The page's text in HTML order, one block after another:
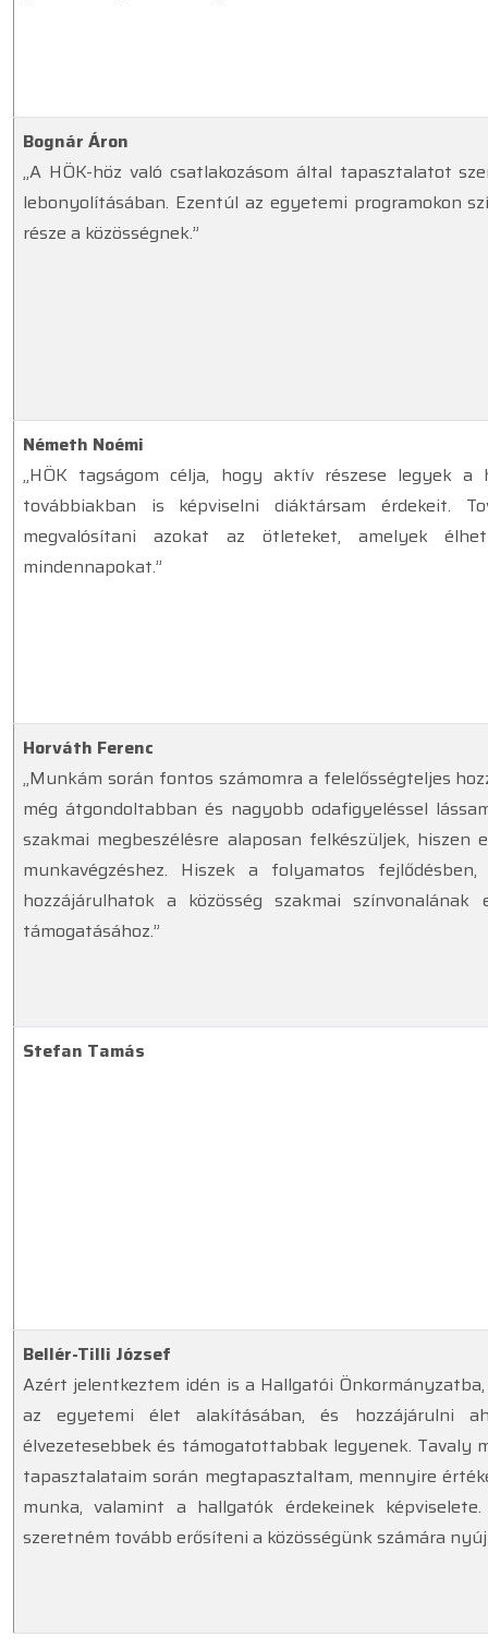
Bognár Áron
„A HÖK-höz való csatlakozásom által tapasztalatot
lebonyolításában. Ezentúl az egyetemi programokon
része a közösségnek.”
Németh Noémi
„HÖK tagságom célja, hogy aktív részese legyek a
továbbiakban is képviselni diáktársam érdekeit.
megvalósítani azokat az ötleteket, amelyek
mindennapokat.”
Horváth Ferenc
„Munkám során fontos számomra a felelősségteljes
még átgondoltabban és nagyobb odafigyeléssel
szakmai megbeszélésre alaposan felkészüljek,
munkavégzéshez. Hiszek a folyamatos
hozzájárulhatok a közösség szakmai
támogatásához.”
Stefan Tamás
Bellér-Tilli József
Azért jelentkeztem idén is a Hallgatói
az egyetemi élet alakításában, és hozzájárulni
élvezetesebbek és támogatottabbak legyenek. Tavaly
tapasztalataim során megtapasztaltam, mennyire
munka, valamint a hallgatók érdekeinek
szeretném tovább erősíteni a közösségünk számára